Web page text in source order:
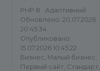
PHP 8
Адаптивный
Обновлено: 20.07.2026
20:45:34
Опубликовано:
15.07.2026 10:45:22
Бизнес, Малый бизнес,
Первый сайт, Стандарт,